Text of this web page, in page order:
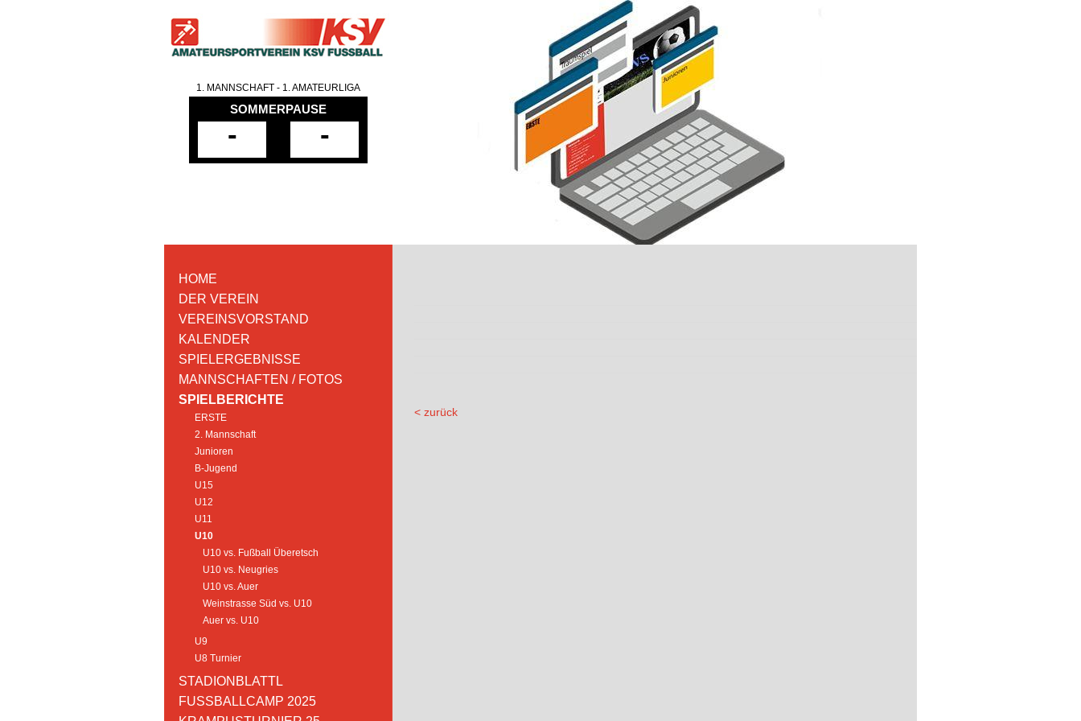
1. MANNSCHAFT - 1. AMATEURLIGA
SOMMERPAUSE
- -
HOME
DER VEREIN
VEREINSVORSTAND
KALENDER
SPIELERGEBNISSE
MANNSCHAFTEN / FOTOS
SPIELBERICHTE
ERSTE
2. Mannschaft
Junioren
B-Jugend
U15
U12
U11
U10
U10 vs. Fußball Überetsch
U10 vs. Neugries
U10 vs. Auer
Weinstrasse Süd vs. U10
Auer vs. U10
U9
U8 Turnier
STADIONBLATTL
FUSSBALLCAMP 2025
< zurück